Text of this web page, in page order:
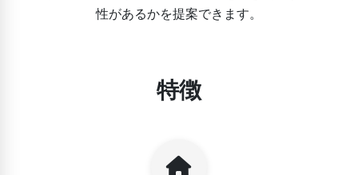
性があるかを提案できます。
特徴